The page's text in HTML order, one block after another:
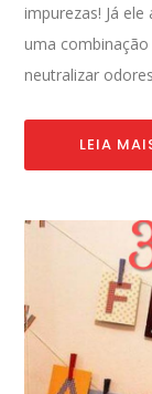
impurezas! Já
uma
neutralizar
LEIA